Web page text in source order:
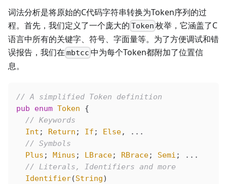
词法分析是将原始的C代码字符串转换为Token序列的过
程。首先，我们定义了一个庞大的 Token 枚举，它涵盖了C
语言中所有的关键字、符号、字面量等。为了方便调试和错
误报告，我们在 mbtcc 中为每个Token都附加了位置信
息。
// A simplified Token definition
pub enum Token {
  // Keywords
  Int
; Return ; If ; Else, ...
  // Symbols
  Plus
; Minus ; LBrace; RBrace; Semi ; ...
  // Literals, Identifiers and more
  Identifier
(String)